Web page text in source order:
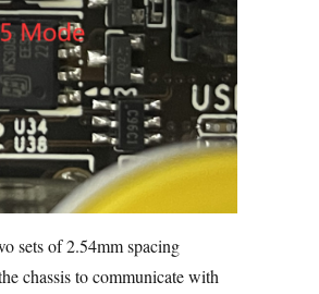
sets of 2.54mm spacing
chassis to communicate with